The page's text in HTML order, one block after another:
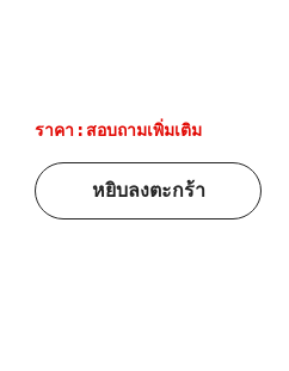
ราคา : สอบถามเพิ่มเติม
หยิบลงตะกร้า